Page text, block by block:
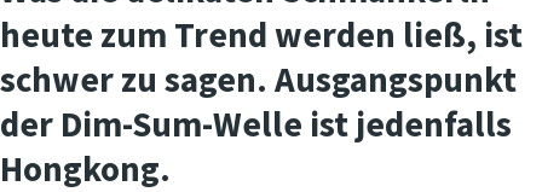
heute zum Trend werden ließ, ist
schwer zu sagen. Ausgangs­punkt
der Dim-Sum-Welle ist jeden­falls
Hongkong.